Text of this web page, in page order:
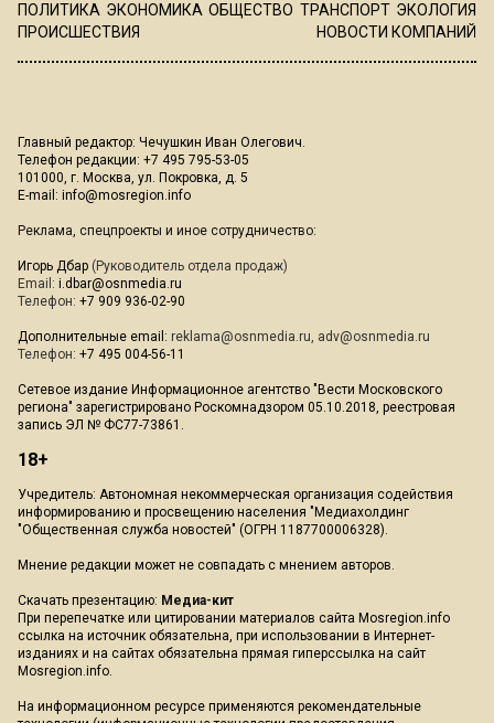
ПОЛИТИКА ЭКОНОМИКА ОБЩЕСТВО ТРАНСПОРТ ЭКОЛОГИЯ
ПРОИСШЕСТВИЯ
НОВОСТИ КОМПАНИЙ
Главный редактор: Чечушкин Иван Олегович.
Телефон редакции: +7 495 795-53-05
101000, г. Москва, ул. Покровка, д. 5
E-mail: info@mosregion.info
Реклама, спецпроекты и иное сотрудничество:
Игорь Дбар (Руководитель отдела продаж)
Email: i.dbar@osnmedia.ru
Телефон: +7 909 936-02-90
Дополнительные email: reklama@osnmedia.ru, adv@osnmedia.ru
Телефон: +7 495 004-56-11
Сетевое издание Информационное агентство "Вести Московского
региона" зарегистрировано Роскомнадзором 05.10.2018, реестровая
запись ЭЛ № ФС77-73861.
18+
Учредитель: Автономная некоммерческая организация содействия
информированию и просвещению населения "Медиахолдинг
"Общественная служба новостей" (ОГРН 1187700006328).
Мнение редакции может не совпадать с мнением авторов.
Скачать презентацию: Медиа-кит
При перепечатке или цитировании материалов сайта Mosregion.info
ссылка на источник обязательна, при использовании в Интернет-
изданиях и на сайтах обязательна прямая гиперссылка на сайт
Mosregion.info.
На информационном ресурсе применяются рекомендательные